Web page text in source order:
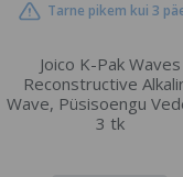
Tarne pikem kui 3
Joico K-Pak Waves
Reconstructive
Wave, Püsisoengu
3 tk